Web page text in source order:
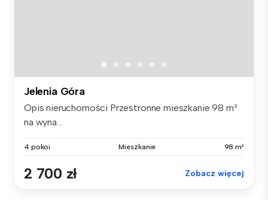
Jelenia Góra
Opis nieruchomości Przestronne mieszkanie 98 m²
na wyna...
4 pokoi Mieszkanie 98 m²
2 700 zł Zobacz więcej